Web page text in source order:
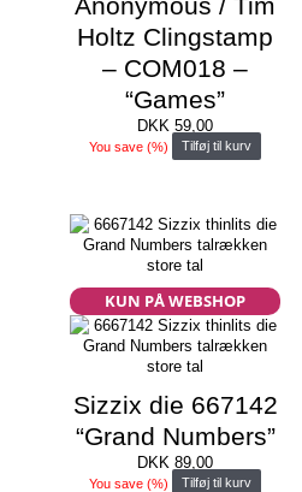
Holtz Clingstamp
– COM018 –
“Games”
DKK 59,00
You save(%) Tilføj til kurv
KUN PÅ WEBSHOP
Sizzix die 667142
“Grand Numbers”
DKK 89,00
You save(%) Tilføj til kurv